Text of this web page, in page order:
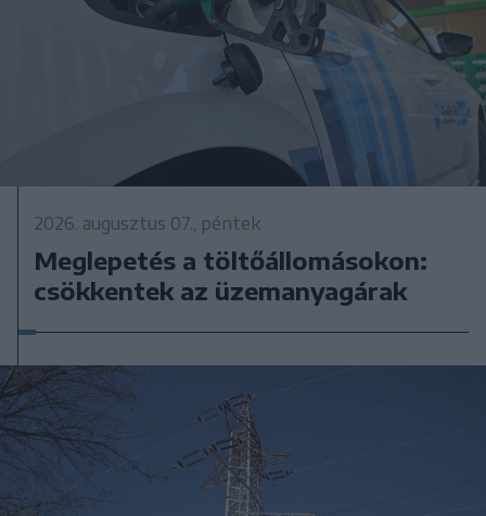
2026. augusztus 07., péntek
Meglepetés a töltőállomásokon:
csökkentek az üzemanyagárak